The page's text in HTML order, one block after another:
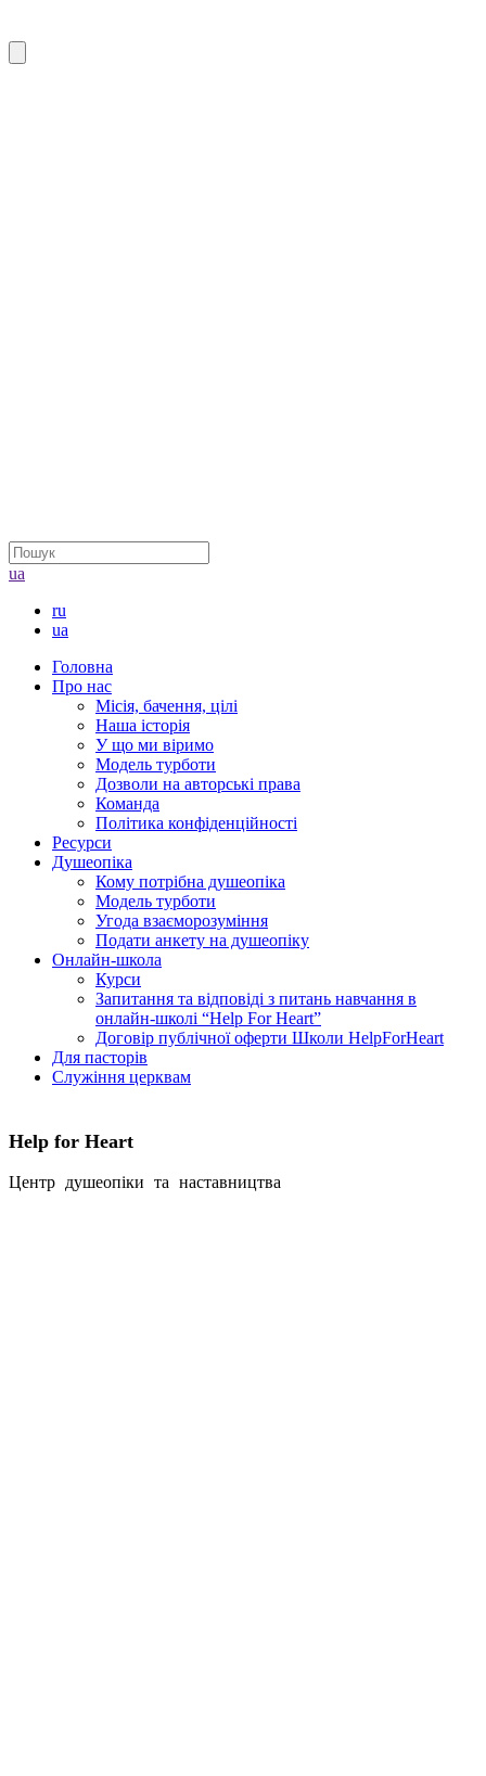
ua
ru
ua
Головна
Про нас
Місія, бачення, цілі
Наша історія
У що ми віримо
Модель турботи
Дозволи на авторські права
Команда
Політика конфіденційності
Ресурси
Душеопіка
Кому потрібна душеопіка
Модель турботи
Угода взаєморозуміння
Подати анкету на душеопіку
Онлайн-школа
Курси
Запитання та відповіді з питань навчання в
онлайн-школі “Help For Heart”
Договір публічної оферти Школи HelpForHeart
Для пасторів
Служіння церквам
Help for Heart
Центр душеопіки та наставництва